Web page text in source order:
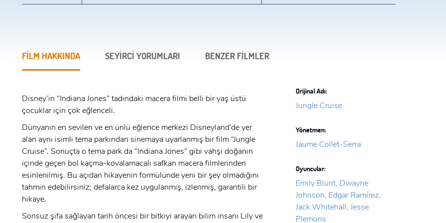
FİLM HAKKINDA SEYİRCİ YORUMLARI BENZER FİLMLER
Disney’in “Indiana Jones” tadındaki macera filmi belli bir yaş üstü
çocuklar için çok eğlenceli.
Dünyanın en sevilen ve en ünlü eğlence merkezi Disneyland’de yer
alan aynı isimli tema parkından sinemaya uyarlanmış bir film “Jungle
Cruise”. Sonuçta o tema park da “Indiana Jones” gibi vahşi doğanın
içinde geçen bol kaçma-kovalamacalı safkan macera filmlerinden
esinlenilmiş. Bu açıdan hikayenin formülünde yeni bir şey olmadığını
tahmin edebilirsiniz; defalarca kez uygulanmış, izlenmiş, garantili bir
hikaye.
Sonsuz şifa sağlayan tarih öncesi bir bitkiyi arayan bilim insanı Lily ve
Orijinal Adı:
Jungle Cruise
Yönetmen:
Jaume Collet-Serra
Oyuncular:
Emily Blunt, Dwayne
Johnson, Edgar Ramírez,
Jack Whitehall, Jesse
Plemons